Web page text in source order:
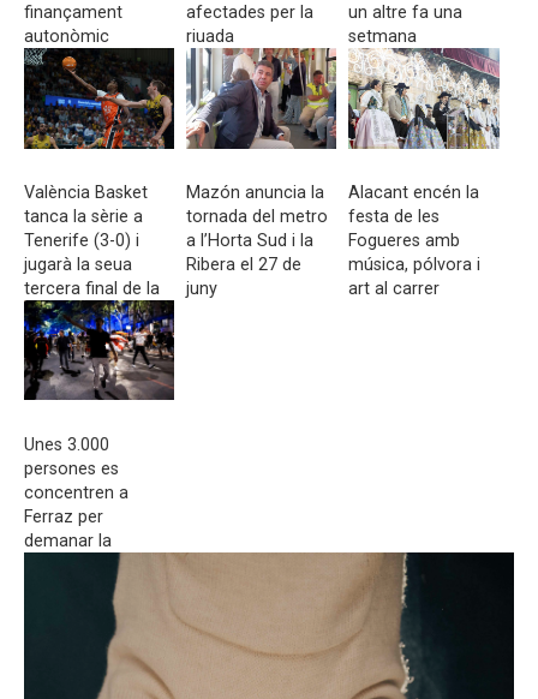
finançament
autonòmic
afectades per la
riuada
un altre fa una
setmana
València Basket
tanca la sèrie a
Tenerife (3-0) i
jugarà la seua
tercera final de la
Lliga
Mazón anuncia la
tornada del metro
a l’Horta Sud i la
Ribera el 27 de
juny
Alacant encén la
festa de les
Fogueres amb
música, pólvora i
art al carrer
Unes 3.000
persones es
concentren a
Ferraz per
demanar la
dimissió de Pedro
Sánchez en una
convocada per